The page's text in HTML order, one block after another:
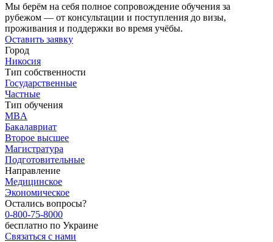
Мы берём на себя полное сопровождение обучения за
рубежом — от консультации и поступления до визы,
проживания и поддержки во время учёбы.
Оставить заявку
Город
Никосия
Тип собственности
Государственные
Частные
Тип обучения
MBA
Бакалавриат
Второе высшее
Магистратура
Подготовительные
Направление
Медицинское
Экономическое
Остались вопросы?
0-800-75-8000
бесплатно по Украине
Связаться с нами